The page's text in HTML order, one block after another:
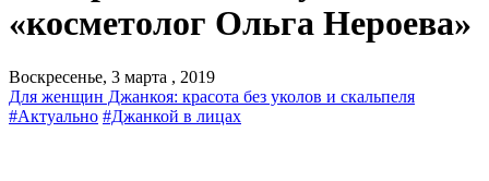
«косметолог Ольга Нероева»
Воскресенье, 3 марта , 2019
Для женщин Джанкоя: красота без уколов и скальпеля
#Актуально #Джанкой в лицах